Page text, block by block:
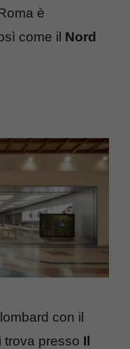
è
come il Nord
con il
trova presso Il